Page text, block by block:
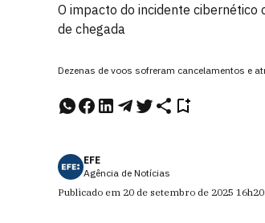
O impacto do incidente
de chegada
Dezenas de voos sofreram cancelamentos e
EFE
Agência de Notícias
Publicado em 20 de setembro de 2025 16h20